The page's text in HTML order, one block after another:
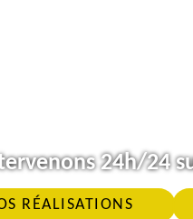
24h/24
RÉALISATIONS